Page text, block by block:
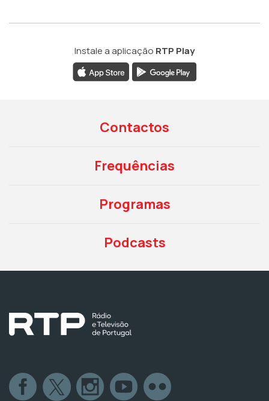
Instale a aplicação RTP Play
Contactos
Frequências
Programas
Podcasts